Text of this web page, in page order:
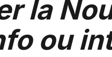
la
ou